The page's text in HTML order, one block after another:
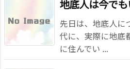
地底人は今で
先日は、地底人に
代に、実際に地底
に住んでい ...